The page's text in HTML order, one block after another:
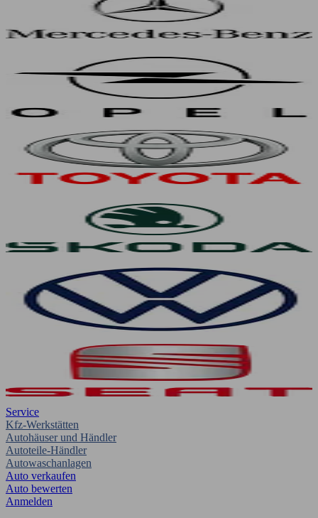
Service
Kfz-Werkstätten
Autohäuser und Händler
Autoteile-Händler
Autowaschanlagen
Auto verkaufen
Auto bewerten
Anmelden